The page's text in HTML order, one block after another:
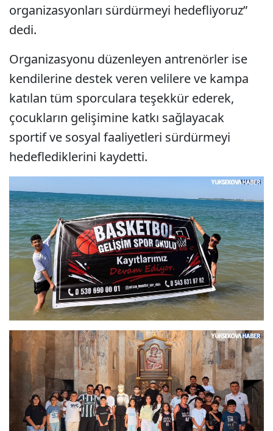
organizasyonları sürdürmeyi hedefliyoruz”
dedi.
Organizasyonu düzenleyen antrenörler ise
kendilerine destek veren velilere ve kampa
katılan tüm sporculara teşekkür ederek,
çocukların gelişimine katkı sağlayacak
sportif ve sosyal faaliyetleri sürdürmeyi
hedeflediklerini kaydetti.